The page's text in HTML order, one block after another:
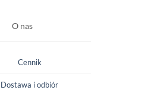
O nas
Cennik
Dostawa i odbiór